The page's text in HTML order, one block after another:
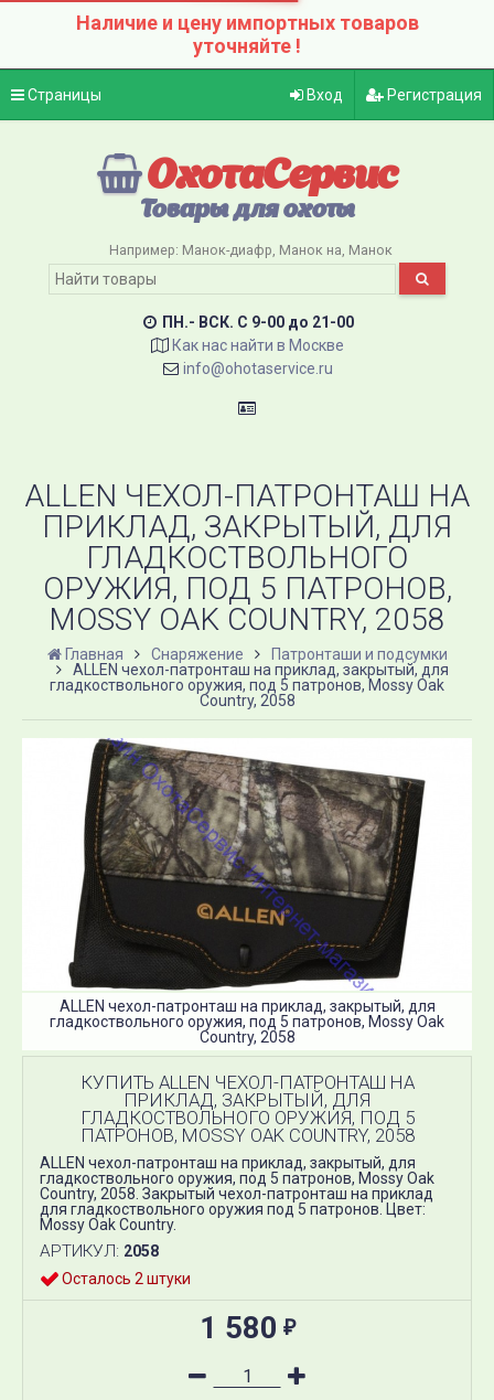
Наличие и цену импортных товаров
уточняйте !
Страницы Вход Регистрация
ОхотаСервис
Товары для охоты
Например: Манок-диафр Манок на Манок
ПН.- ВСК. C 9-00 до 21-00
Как нас найти в Москве
info@ohotaservice.ru
ALLEN ЧЕХОЛ-ПАТРОНТАШ НА
ПРИКЛАД, ЗАКРЫТЫЙ, ДЛЯ
ГЛАДКОСТВОЛЬНОГО
ОРУЖИЯ, ПОД 5 ПАТРОНОВ,
MOSSY OAK COUNTRY, 2058
Главная Снаряжение
Патронташи и подсумки
ALLEN чехол-патронташ на приклад, закрытый, для
гладкоствольного оружия, под 5 патронов, Mossy Oak
Country, 2058
ALLEN чехол-патронташ на приклад, закрытый, для
гладкоствольного оружия, под 5 патронов, Mossy Oak
Country, 2058
КУПИТЬ ALLEN ЧЕХОЛ-ПАТРОНТАШ НА
ПРИКЛАД, ЗАКРЫТЫЙ, ДЛЯ
ГЛАДКОСТВОЛЬНОГО ОРУЖИЯ, ПОД 5
ПАТРОНОВ, MOSSY OAK COUNTRY, 2058
ALLEN чехол-патронташ на приклад, закрытый, для
гладкоствольного оружия, под 5 патронов, Mossy Oak
Country, 2058. Закрытый чехол-патронташ на приклад
для гладкоствольного оружия под 5 патронов. Цвет:
Mossy Oak Country.
АРТИКУЛ: 2058
Осталось 2 штуки
1 580 ₽